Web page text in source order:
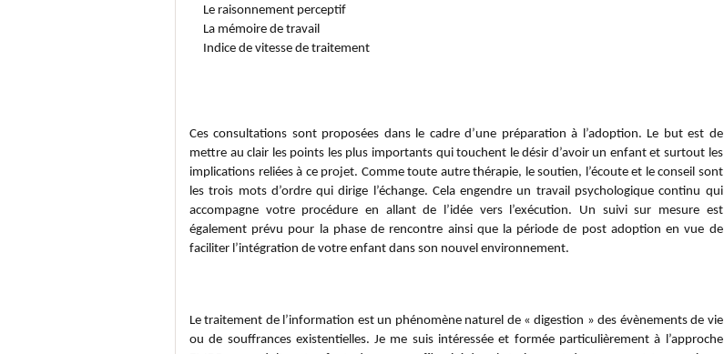
Le raisonnement perceptif
La mémoire de travail
Indice de vitesse de traitement
Ces consultations sont proposées dans le cadre d’une préparation à l’adoption. Le but est de
mettre au clair les points les plus importants qui touchent le désir d’avoir un enfant et surtout les
implications reliées à ce projet. Comme toute autre thérapie, le soutien, l’écoute et le conseil sont
les trois mots d’ordre qui dirige l’échange. Cela engendre un travail psychologique continu qui
accompagne votre procédure en allant de l’idée vers l’exécution. Un suivi sur mesure est
également prévu pour la phase de rencontre ainsi que la période de post adoption en vue de
faciliter l’intégration de votre enfant dans son nouvel environnement.
Le traitement de l’information est un phénomène naturel de « digestion » des évènements de vie
ou de souffrances existentielles. Je me suis intéressée et formée particulièrement à l’approche